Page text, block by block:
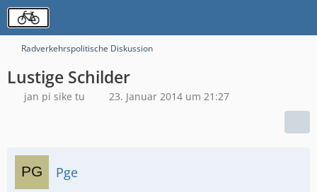
Radverkehrspolitische Diskussion
Lustige Schilder
jan pi sike tu 23. Januar 2014 um 21:27
Pge